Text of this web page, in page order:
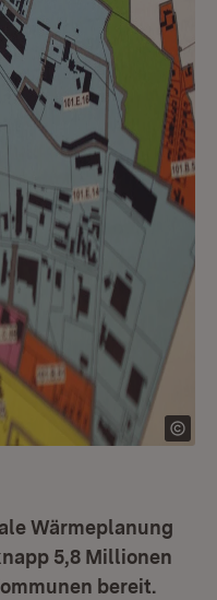
Wärmeplanung
5,8 Millionen
bereit.